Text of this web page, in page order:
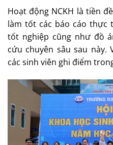
Hoạt động NCKH là tiền
làm tốt các báo cáo thực
tốt nghiệp cũng như đồ
cứu chuyên sâu sau này.
các sinh viên ghi điểm